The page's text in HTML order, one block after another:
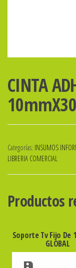
CINTA
Categorías: INSUMOS
LIBRERIA COMERCIAL
Productos
Soporte Tv Fijo De
GLOBAL